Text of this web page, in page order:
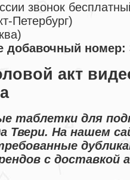
звонок
Петербург)
добавочный номер:
акт
таблетки для
Твери. На нашем
с доставкой